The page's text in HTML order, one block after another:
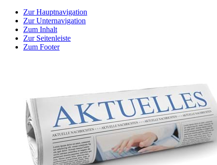
Zur Hauptnavigation
Zur Unternavigation
Zum Inhalt
Zur Seitenleiste
Zum Footer